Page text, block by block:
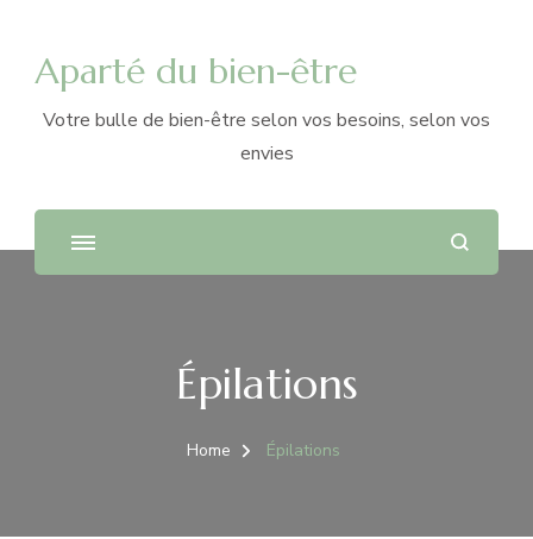
Aparté du bien-être
Votre bulle de bien-être selon vos besoins, selon vos
envies
Épilations
Home Épilations